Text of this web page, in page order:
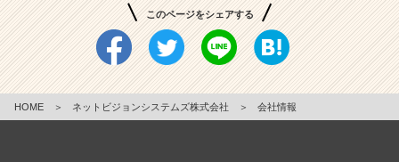
このページをシェアする
HOME ＞ ネットビジョンシステムズ株式会社 ＞ 会社情報